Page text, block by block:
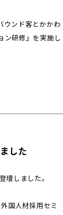
ウンド客とかかわ
ン研修』を実施し
した
壇しました。
国人材採用セミ